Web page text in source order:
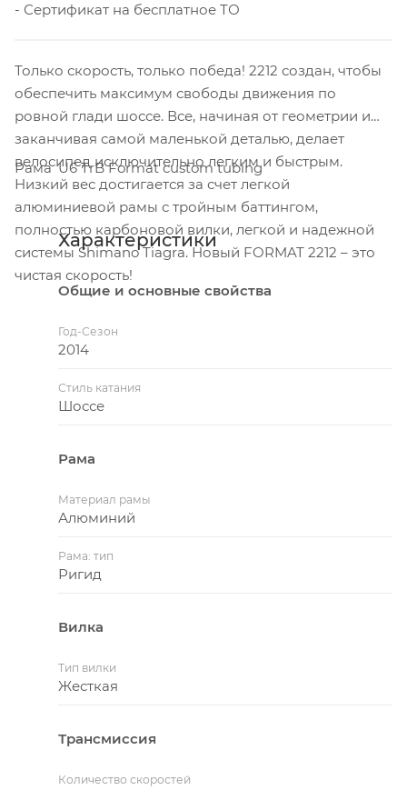
- Сертификат на бесплатное ТО
Только скорость, только победа! 2212 создан, чтобы
обеспечить максимум свободы движения по
ровной глади шоссе. Все, начиная от геометрии и
заканчивая самой маленькой деталью, делает
велосипед исключительно легким и быстрым.
Низкий вес достигается за счет легкой
алюминиевой рамы с тройным баттингом,
полностью карбоновой вилки, легкой и надежной
системы Shimano Tiagra. Новый FORMAT 2212 – это
чистая скорость!
Рама U6 TrB Format custom tubing
Характеристики
Общие и основные свойства
Год-Сезон
2014
Стиль катания
Шоссе
Рама
Материал рамы
Алюминий
Рама: тип
Ригид
Вилка
Тип вилки
Жесткая
Трансмиссия
Количество скоростей